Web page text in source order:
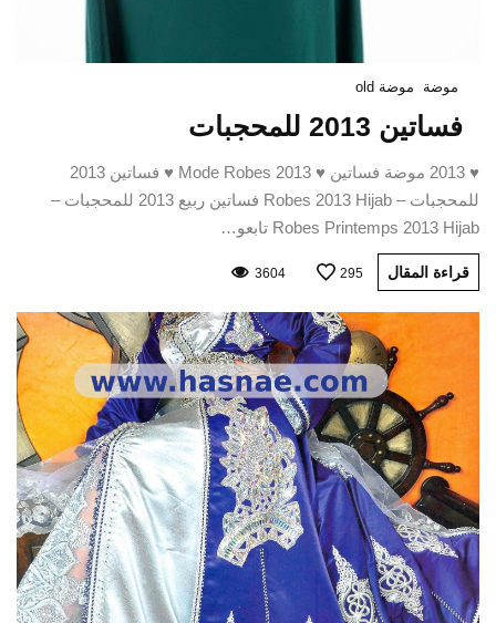
موضة موضة old
فساتين 2013 للمحجبات
♥ 2013 موضة فساتين ♥ Mode Robes 2013 ♥ فساتين 2013
للمحجبات – Robes 2013 Hijab فساتين ربيع 2013 للمحجبات –
Robes Printemps 2013 Hijab تابعو…
قراءة المقال 295
3604